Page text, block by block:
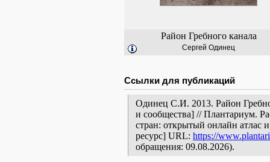
Район Гребного канала
Сергей Одинец
Ссылки для публикаций
Одинец С.И. 2013. Район
и сообщества] // Плантариум.
стран: открытый онлайн атлас
ресурс] URL: https://
обращения: 09.08.2026).